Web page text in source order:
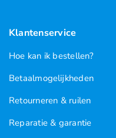
Klantenservice
Hoe kan ik bestellen?
Betaalmogelijkheden
Retourneren & ruilen
Reparatie & garantie